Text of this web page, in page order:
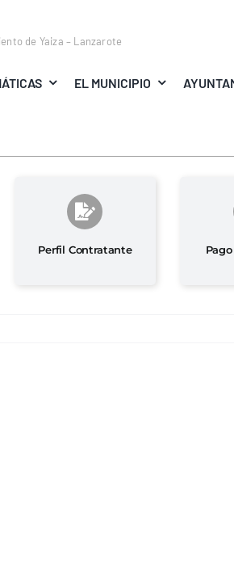
de Yaiza – Lanzarote
EL MUNICIPIO
Perfil Contratante